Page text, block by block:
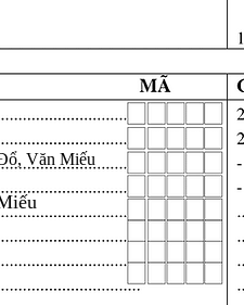
Văn Miếu